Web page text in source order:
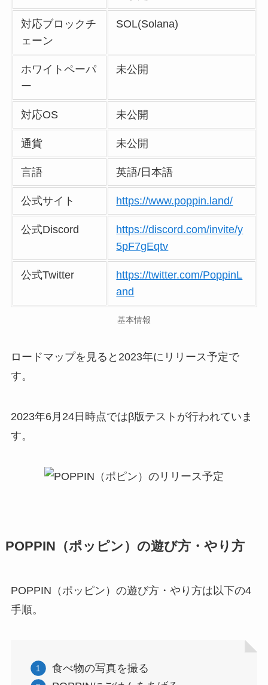
対応ブロックチ
ェーン
SOL(Solana)
ホワイトペーパ
ー
未公開
対応OS 未公開
通貨 未公開
言語 英語/日本語
公式サイト https://www.poppin.land/
公式Discord
https://discord.com/invite/y
5pF7gEqtv
公式Twitter
https://twitter.com/PoppinL
and
基本情報
ロードマップを見ると2023年にリリース予定で
す。
2023年6月24日時点ではβ版テストが行われていま
す。
POPPIN（ポッピン）の遊び方・やり方
POPPIN（ポッピン）の遊び方・やり方は以下の4
手順。
食べ物の写真を撮る